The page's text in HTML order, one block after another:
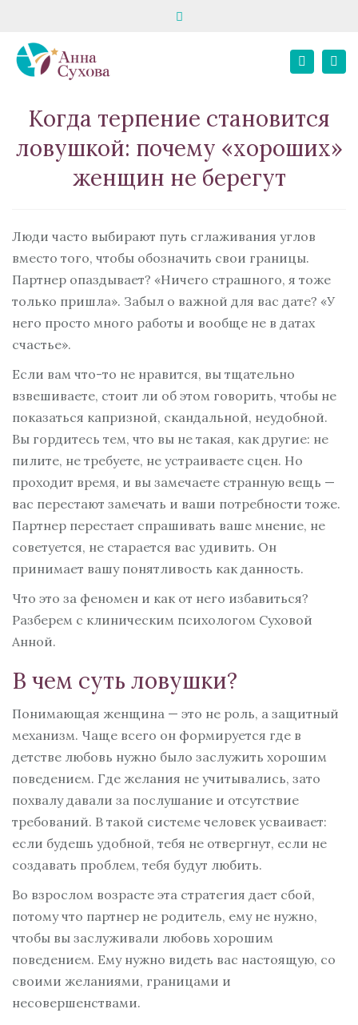
запись на консультацию
+7 916 195 82 80
школа «Твой психолог»
+7 967 068 02 21
Когда терпение становится
ловушкой: почему «хороших»
женщин не берегут
Люди часто выбирают путь сглаживания углов
вместо того, чтобы обозначить свои границы.
Партнер опаздывает? «Ничего страшного, я тоже
только пришла». Забыл о важной для вас дате? «У
него просто много работы и вообще не в датах
счастье».
Если вам что-то не нравится, вы тщательно
взвешиваете, стоит ли об этом говорить, чтобы не
показаться капризной, скандальной, неудобной.
Вы гордитесь тем, что вы не такая, как другие: не
пилите, не требуете, не устраиваете сцен. Но
проходит время, и вы замечаете странную вещь —
вас перестают замечать и ваши потребности тоже.
Партнер перестает спрашивать ваше мнение, не
советуется, не старается вас удивить. Он
принимает вашу понятливость как данность.
Что это за феномен и как от него избавиться?
Разберем с клиническим психологом Суховой
Анной.
В чем суть ловушки?
Понимающая женщина — это не роль, а защитный
механизм. Чаще всего он формируется где в
детстве любовь нужно было заслужить хорошим
поведением. Где желания не учитывались, зато
похвалу давали за послушание и отсутствие
требований. В такой системе человек усваивает:
если будешь удобной, тебя не отвергнут, если не
создавать проблем, тебя будут любить.
Во взрослом возрасте эта стратегия дает сбой,
потому что партнер не родитель, ему не нужно,
чтобы вы заслуживали любовь хорошим
поведением. Ему нужно видеть вас настоящую, со
своими желаниями, границами и
несовершенствами.